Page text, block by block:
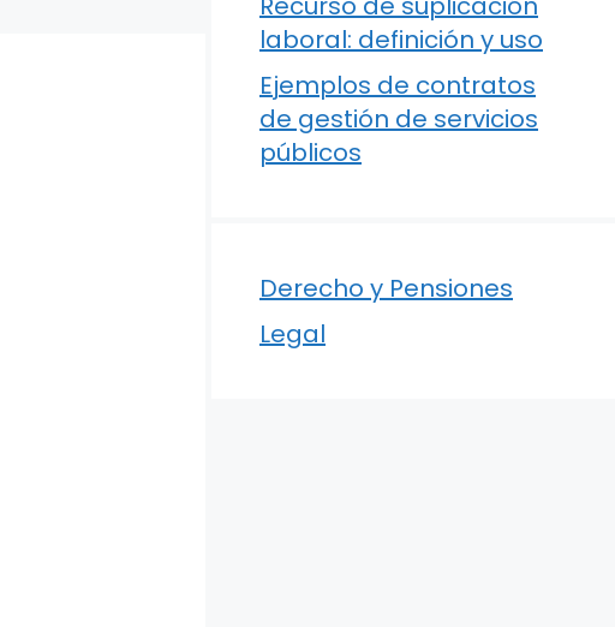
laboral: definición y uso
Ejemplos de contratos
de gestión de servicios
públicos
Derecho y Pensiones
Legal